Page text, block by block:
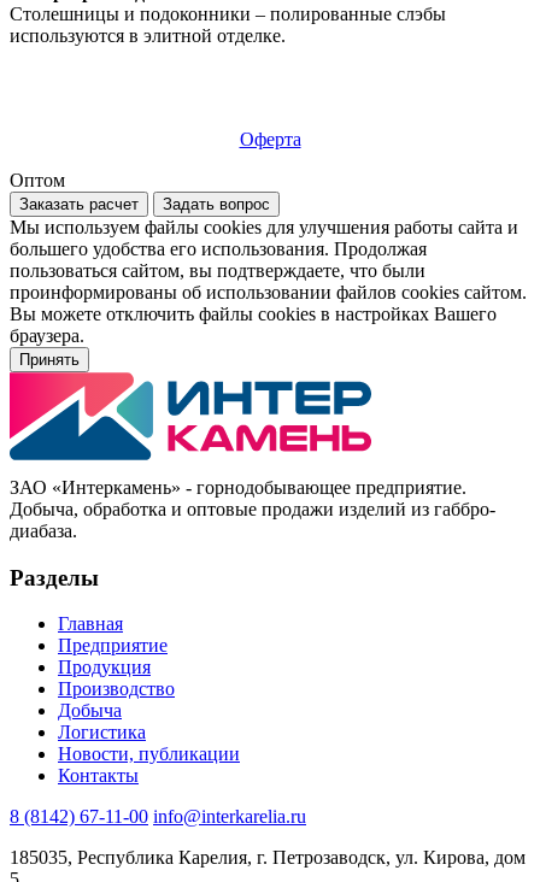
Столешницы и подоконники – полированные слэбы
используются в элитной отделке.
Оферта
Оптом
Заказать расчет Задать вопрос
Мы используем файлы cookies для улучшения работы сайта и
большего удобства его использования. Продолжая
пользоваться сайтом, вы подтверждаете, что были
проинформированы об использовании файлов cookies сайтом.
Вы можете отключить файлы cookies в настройках Вашего
браузера.
Принять
ЗАО «Интеркамень» - горнодобывающее предприятие.
Добыча, обработка и оптовые продажи изделий из габбро-
диабаза.
Разделы
Главная
Предприятие
Продукция
Производство
Добыча
Логистика
Новости, публикации
Контакты
8 (8142) 67-11-00 info@interkarelia.ru
185035, Республика Карелия, г. Петрозаводск, ул. Кирова, дом